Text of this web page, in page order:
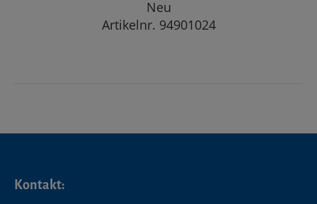
Neu
Artikelnr. 94901024
Kontakt: